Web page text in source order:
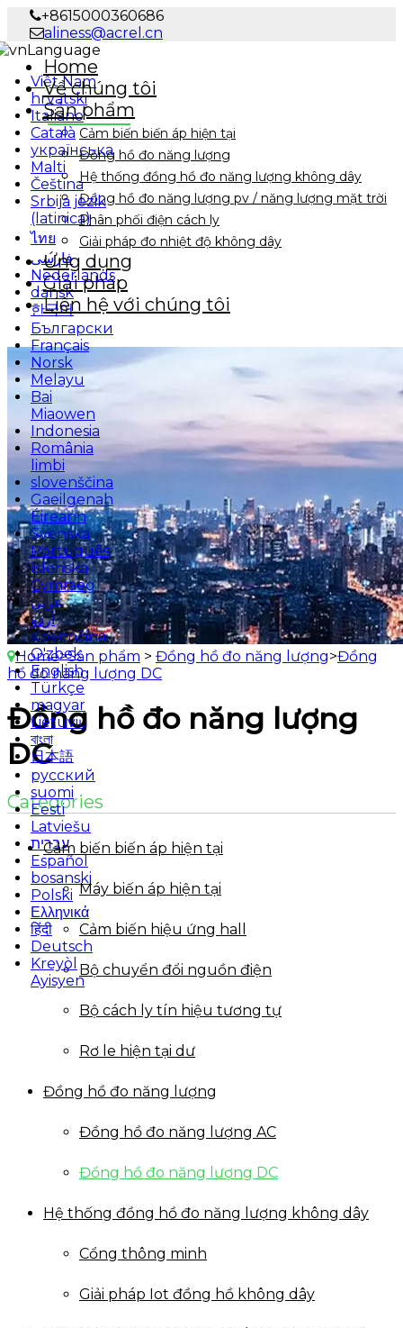
+8615000360686
aliness@acrel.cn
Language
Việt Nam
hrvatski
Italiano
Català
українська
Malti
Čeština
Srbija jezik
(latinica)
ไทย
فارسی
Nederlands
dansk
한국어
Български
Français
Norsk
Melayu
Bai
Miaowen
Indonesia
România
limbi
slovenščina
Gaeilgenah
Éireann
Svenska
Português
íslenska
Cymraeg
عربي
اردو
slovenčina
O'zbek
English
Türkçe
magyar
Lietuvių
বাংলা
日本語
русский
suomi
Eesti
Latviešu
עברית
Español
bosanski
Polski
Ελληνικά
हिंदी
Deutsch
Kreyòl
Ayisyen
Home
Về chúng tôi
Sản phẩm
Cảm biến biến áp hiện tại
Đồng hồ đo năng lượng
Hệ thống đồng hồ đo năng lượng không dây
Đồng hồ đo năng lượng pv / năng lượng mặt trời
Phân phối điện cách ly
Giải pháp đo nhiệt độ không dây
Ứng dụng
Giải pháp
Liên hệ với chúng tôi
Home>Sản phẩm > Đồng hồ đo năng lượng>Đồng
hồ đo năng lượng DC
Đồng hồ đo năng lượng
DC
Categories
Cảm biến biến áp hiện tại
Máy biến áp hiện tại
Cảm biến hiệu ứng hall
Bộ chuyển đổi nguồn điện
Bộ cách ly tín hiệu tương tự
Rơ le hiện tại dư
Đồng hồ đo năng lượng
Đồng hồ đo năng lượng AC
Đồng hồ đo năng lượng DC
Hệ thống đồng hồ đo năng lượng không dây
Cổng thông minh
Giải pháp Iot đồng hồ không dây